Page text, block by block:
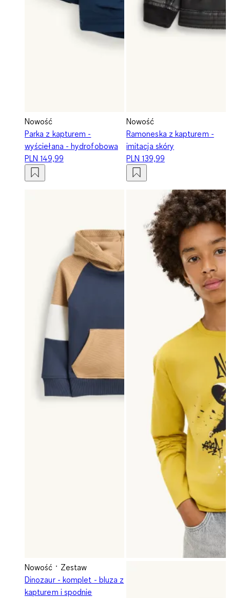
Nowość
Parka z kapturem -
wyściełana - hydrofobowa
PLN 149,99
Nowość
Ramoneska z kapturem -
imitacja skóry
PLN 139,99
Nowość
Zestaw
Dinozaur - komplet - bluza z
kapturem i spodnie